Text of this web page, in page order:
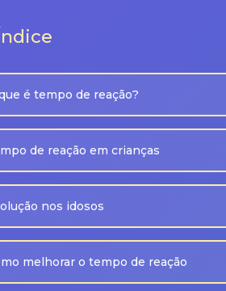
é tempo de reação?
de reação em crianças
nos idosos
melhorar o tempo de reação